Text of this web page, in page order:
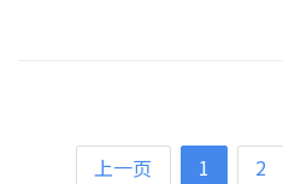
上一页 1 2